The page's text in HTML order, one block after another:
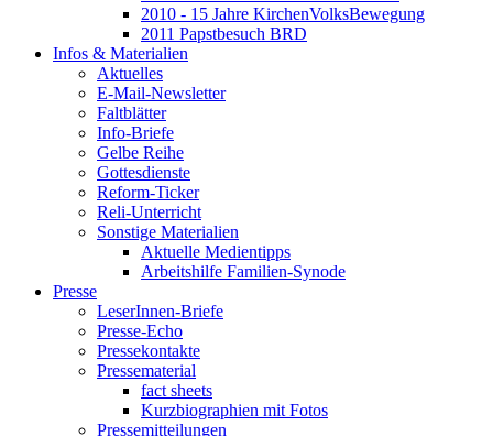
2010 - 15 Jahre KirchenVolksBewegung
2011 Papstbesuch BRD
Infos & Materialien
Aktuelles
E-Mail-Newsletter
Faltblätter
Info-Briefe
Gelbe Reihe
Gottesdienste
Reform-Ticker
Reli-Unterricht
Sonstige Materialien
Aktuelle Medientipps
Arbeitshilfe Familien-Synode
Presse
LeserInnen-Briefe
Presse-Echo
Pressekontakte
Pressematerial
fact sheets
Kurzbiographien mit Fotos
Pressemitteilungen